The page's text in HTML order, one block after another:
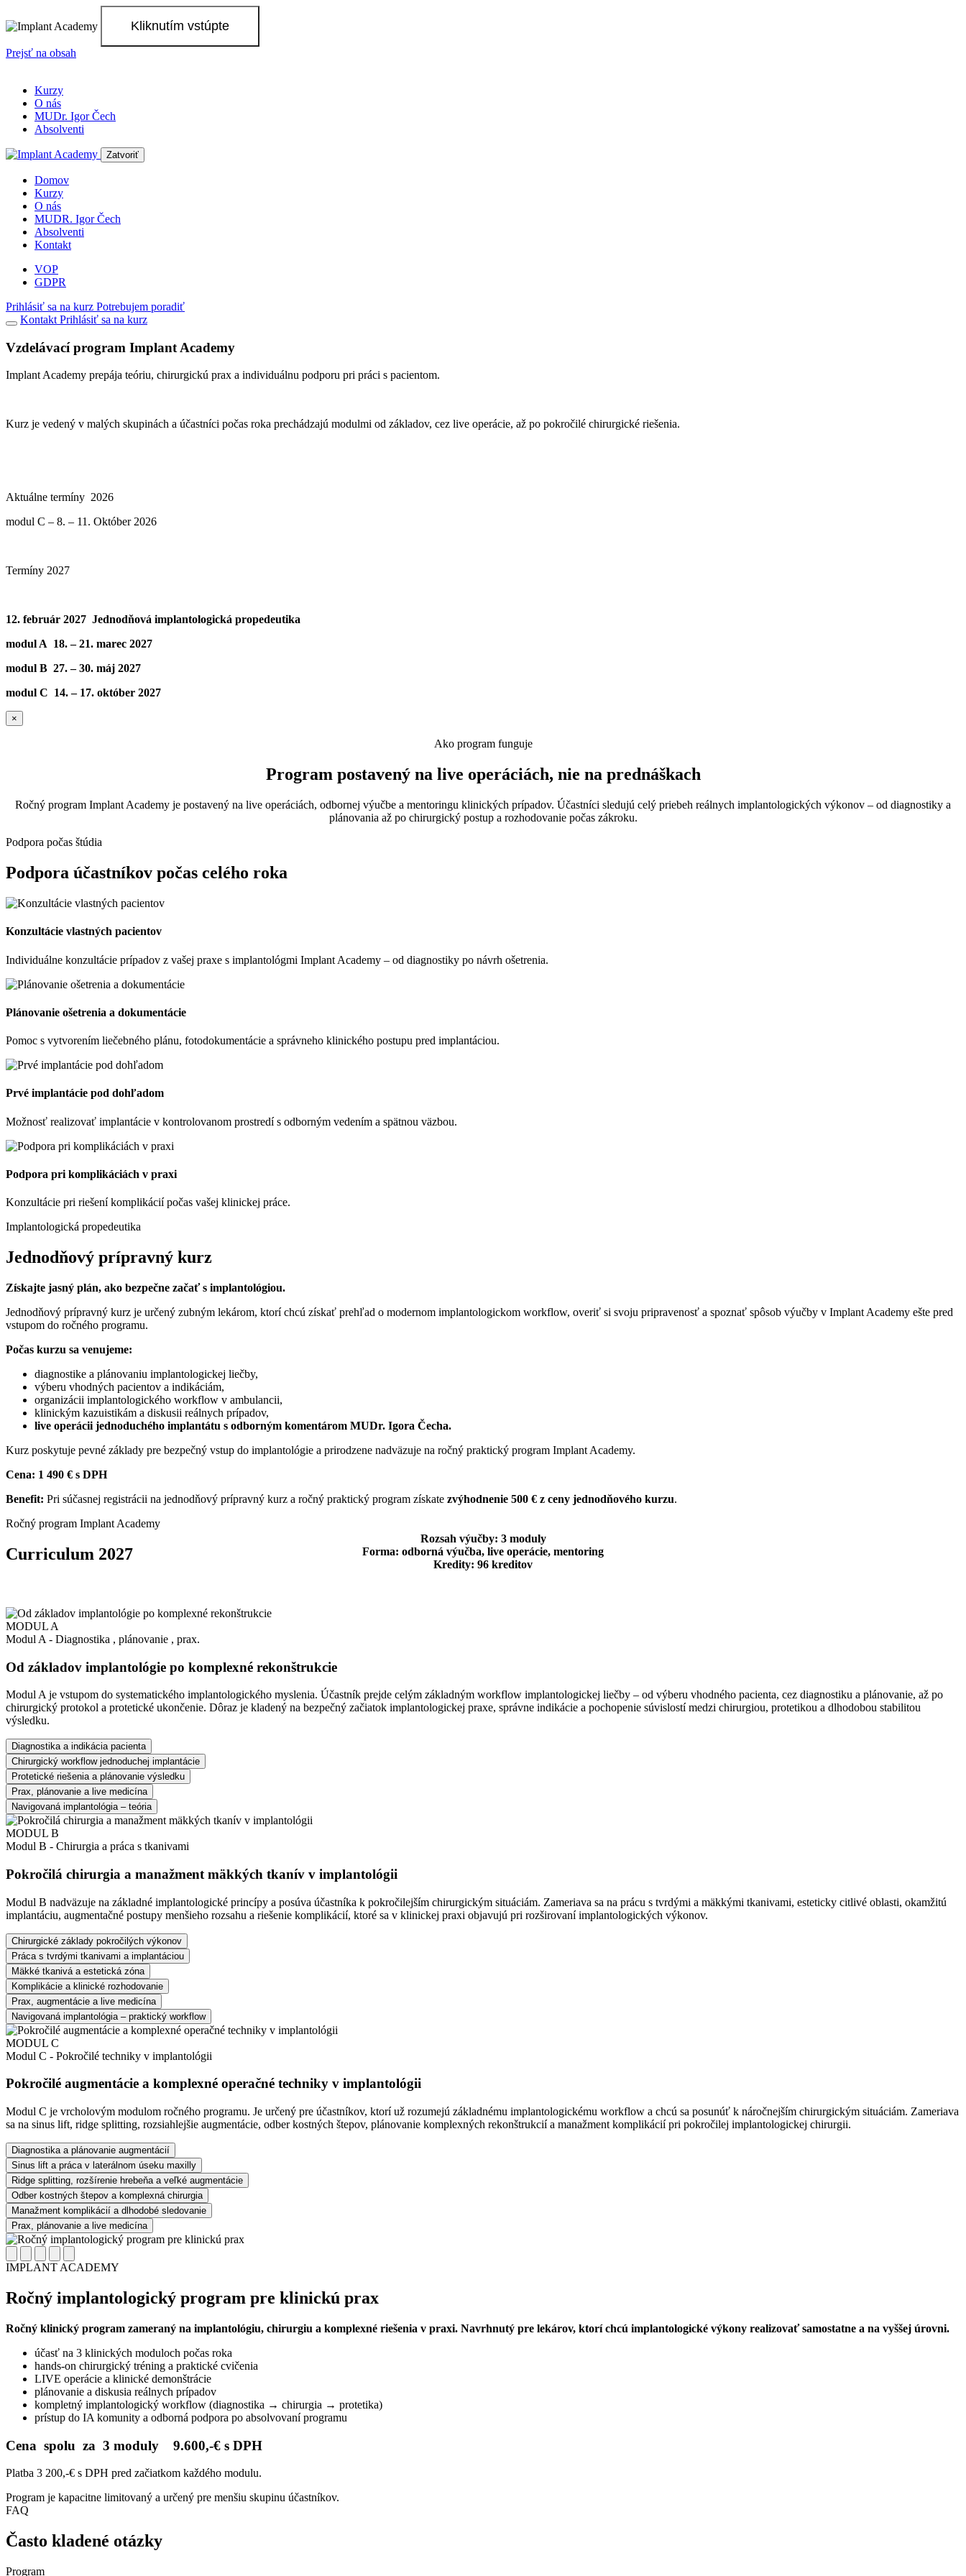
Kliknutím vstúpte
Prejsť na obsah
Kurzy
O nás
MUDr. Igor Čech
Absolventi
Zatvoriť
Domov
Kurzy
O nás
MUDR. Igor Čech
Absolventi
Kontakt
VOP
GDPR
Prihlásiť sa na kurz Potrebujem poradiť
Kontakt Prihlásiť sa na kurz
Vzdelávací program Implant Academy
Implant Academy prepája teóriu, chirurgickú prax a individuálnu podporu pri práci s pacientom.
Kurz je vedený v malých skupinách a účastníci počas roka prechádzajú modulmi od základov, cez live operácie, až po pokročilé chirurgické riešenia.
Aktuálne termíny 2026
modul C – 8. – 11. Október 2026
Termíny 2027
12. február 2027 Jednodňová implantologická propedeutika
modul A 18. – 21. marec 2027
modul B 27. – 30. máj 2027
modul C 14. – 17. október 2027
×
Ako program funguje
Program postavený na live operáciách, nie na prednáškach
Ročný program Implant Academy je postavený na live operáciách, odbornej výučbe a mentoringu klinických prípadov. Účastníci sledujú celý priebeh reálnych implantologických výkonov – od diagnostiky a
plánovania až po chirurgický postup a rozhodovanie počas zákroku.
Podpora počas štúdia
Podpora účastníkov počas celého roka
Konzultácie vlastných pacientov
Individuálne konzultácie prípadov z vašej praxe s implantológmi Implant Academy – od diagnostiky po návrh ošetrenia.
Plánovanie ošetrenia a dokumentácie
Pomoc s vytvorením liečebného plánu, fotodokumentácie a správneho klinického postupu pred implantáciou.
Prvé implantácie pod dohľadom
Možnosť realizovať implantácie v kontrolovanom prostredí s odborným vedením a spätnou väzbou.
Podpora pri komplikáciách v praxi
Konzultácie pri riešení komplikácií počas vašej klinickej práce.
Implantologická propedeutika
Jednodňový prípravný kurz
Získajte jasný plán, ako bezpečne začať s implantológiou.
Jednodňový prípravný kurz je určený zubným lekárom, ktorí chcú získať prehľad o modernom implantologickom workflow, overiť si svoju pripravenosť a spoznať spôsob výučby v Implant Academy ešte pred
vstupom do ročného programu.
Počas kurzu sa venujeme:
diagnostike a plánovaniu implantologickej liečby,
výberu vhodných pacientov a indikáciám,
organizácii implantologického workflow v ambulancii,
klinickým kazuistikám a diskusii reálnych prípadov,
live operácii jednoduchého implantátu s odborným komentárom MUDr. Igora Čecha.
Kurz poskytuje pevné základy pre bezpečný vstup do implantológie a prirodzene nadväzuje na ročný praktický program Implant Academy.
Cena: 1 490 € s DPH
Benefit: Pri súčasnej registrácii na jednodňový prípravný kurz a ročný praktický program získate zvýhodnenie 500 € z ceny jednodňového kurzu.
Ročný program Implant Academy
Curriculum 2027
Rozsah výučby: 3 moduly
Forma: odborná výučba, live operácie, mentoring
Kredity: 96 kreditov
MODUL A
Modul A - Diagnostika , plánovanie , prax.
Od základov implantológie po komplexné rekonštrukcie
Modul A je vstupom do systematického implantologického myslenia. Účastník prejde celým základným workflow implantologickej liečby – od výberu vhodného pacienta, cez diagnostiku a plánovanie, až po
chirurgický protokol a protetické ukončenie. Dôraz je kladený na bezpečný začiatok implantologickej praxe, správne indikácie a pochopenie súvislostí medzi chirurgiou, protetikou a dlhodobou stabilitou
výsledku.
Diagnostika a indikácia pacienta
Chirurgický workflow jednoduchej implantácie
Protetické riešenia a plánovanie výsledku
Prax, plánovanie a live medicína
Navigovaná implantológia – teória
MODUL B
Modul B - Chirurgia a práca s tkanivami
Pokročilá chirurgia a manažment mäkkých tkanív v implantológii
Modul B nadväzuje na základné implantologické princípy a posúva účastníka k pokročilejším chirurgickým situáciám. Zameriava sa na prácu s tvrdými a mäkkými tkanivami, esteticky citlivé oblasti, okamžitú
implantáciu, augmentačné postupy menšieho rozsahu a riešenie komplikácií, ktoré sa v klinickej praxi objavujú pri rozširovaní implantologických výkonov.
Chirurgické základy pokročilých výkonov
Práca s tvrdými tkanivami a implantáciou
Mäkké tkanivá a estetická zóna
Komplikácie a klinické rozhodovanie
Prax, augmentácie a live medicína
Navigovaná implantológia – praktický workflow
MODUL C
Modul C - Pokročilé techniky v implantológii
Pokročilé augmentácie a komplexné operačné techniky v implantológii
Modul C je vrcholovým modulom ročného programu. Je určený pre účastníkov, ktorí už rozumejú základnému implantologickému workflow a chcú sa posunúť k náročnejším chirurgickým situáciám. Zameriava
sa na sinus lift, ridge splitting, rozsiahlejšie augmentácie, odber kostných štepov, plánovanie komplexných rekonštrukcií a manažment komplikácií pri pokročilej implantologickej chirurgii.
Diagnostika a plánovanie augmentácií
Sinus lift a práca v laterálnom úseku maxilly
Ridge splitting, rozšírenie hrebeňa a veľké augmentácie
Odber kostných štepov a komplexná chirurgia
Manažment komplikácií a dlhodobé sledovanie
Prax, plánovanie a live medicína
IMPLANT ACADEMY
Ročný implantologický program pre klinickú prax
Ročný klinický program zameraný na implantológiu, chirurgiu a komplexné riešenia v praxi. Navrhnutý pre lekárov, ktorí chcú implantologické výkony realizovať samostatne a na vyššej úrovni.
účasť na 3 klinických moduloch počas roka
hands-on chirurgický tréning a praktické cvičenia
LIVE operácie a klinické demonštrácie
plánovanie a diskusia reálnych prípadov
kompletný implantologický workflow (diagnostika → chirurgia → protetika)
prístup do IA komunity a odborná podpora po absolvovaní programu
Cena spolu za 3 moduly 9.600,-€ s DPH
Platba 3 200,-€ s DPH pred začiatkom každého modulu.
Program je kapacitne limitovaný a určený pre menšiu skupinu účastníkov.
FAQ
Často kladené otázky
Program